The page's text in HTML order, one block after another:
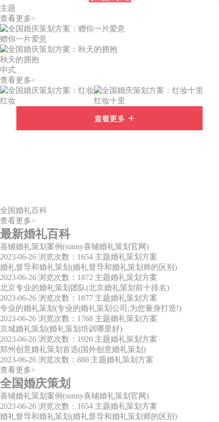
主题
查看更多>
赠你一片爱意
秋天的拥抱
中式
查看更多>
红妆 红妆十里
全国婚礼百科
查看更多>
最新婚礼百科
喜铺婚礼策划案例(sunny喜铺婚礼策划官网)
2023-06-26 浏览次数：1654 主题婚礼策划方案
婚礼督导和婚礼策划(婚礼督导和婚礼策划师的区别)
2023-06-26 浏览次数：1872 主题婚礼策划方案
北京专业的婚礼策划团队(北京婚礼策划前十排名)
2023-06-26 浏览次数：1877 主题婚礼策划方案
专业的婚礼策划(专业的婚礼策划公司,为您量身打造!)
2023-06-26 浏览次数：1768 主题婚礼策划方案
京城婚礼策划(婚礼策划培训哪里好)
2023-06-26 浏览次数：1920 主题婚礼策划方案
郑州创意婚礼策划首选(国外创意婚礼策划)
2023-06-26 浏览次数：886 主题婚礼策划方案
查看更多>
全国婚庆策划
喜铺婚礼策划案例(sunny喜铺婚礼策划官网)
2023-06-26 浏览次数：1654 主题婚礼策划方案
婚礼督导和婚礼策划(婚礼督导和婚礼策划师的区别)